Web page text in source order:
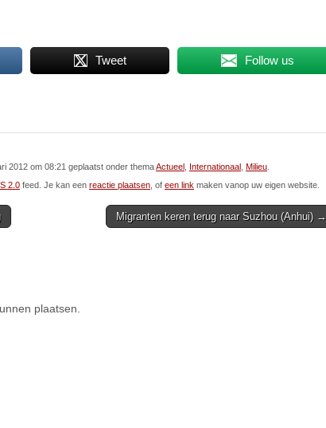
Tweet Follow us
2012 om 08:21 geplaatst onder themaActueel Internationaal Milieu
2.0 feed. Je kan een reactie plaatsen , of een link maken vanop uw eigen website.
Migranten keren terug naar Suzhou (Anhui) →
plaatsen.